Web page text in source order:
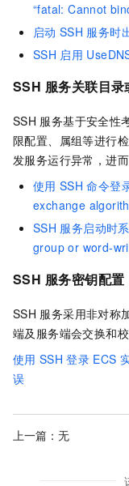
“fatal: Cannot
启动 SSH 服务时
SSH 启用
SSH 服务关联目
SSH 服务基于安全性
限配置、属组等进行
发服务运行异常，进
使用 SSH 命令登
exchange
SSH 服务启动时
group or word-
SSH 服务密钥配置
SSH 服务采用非对称
端及服务端会交换和
使用 SSH 登录 ECS
误
上一篇：无